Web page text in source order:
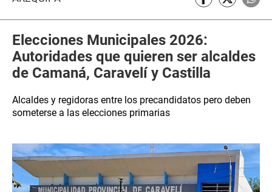
Elecciones Municipales 2026:
Autoridades que quieren ser alcaldes
de Camaná, Caravelí y Castilla
Alcaldes y regidoras entre los precandidatos pero deben
someterse a las elecciones primarias